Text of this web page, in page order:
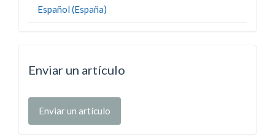
Español (España)
Enviar un artículo
Enviar un artículo